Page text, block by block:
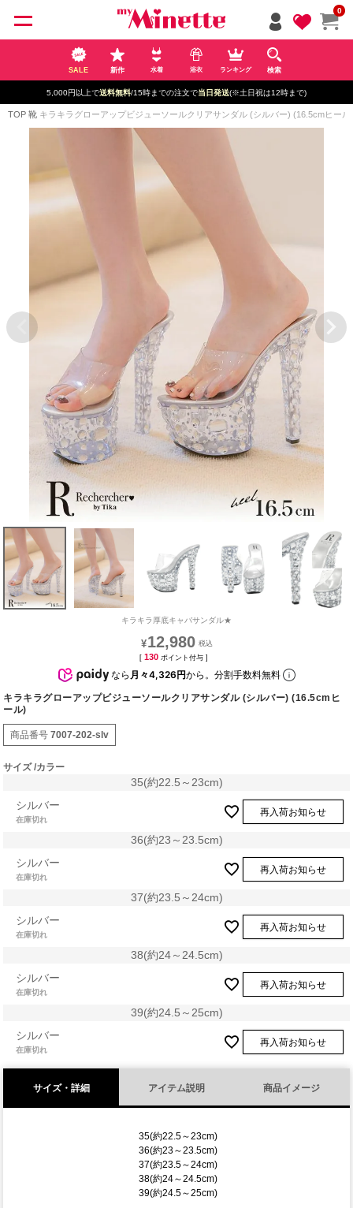
0
SALE 新作 水着 浴衣 ランキング 検索
5,000円以上で送料無料/15時までの注文で当日発送(※土日祝は12時まで)
TOP 靴 キラキラグローアップビジューソールクリアサンダル (シルバー) (16.5cmヒール)
キラキラ厚底キャバサンダル★
¥12,980
[ 130 ポイント付与 ]
なら 月々4,326円から。分割手数料無料
キラキラグローアップビジューソールクリアサンダル (シルバー) (16.5cmヒ
ール)
商品番号 7007-202-slv
サイズ カラー
35(約22.5～23cm)
シルバー
在庫切れ
再入荷お知らせ
36(約23～23.5cm)
シルバー
在庫切れ
再入荷お知らせ
37(約23.5～24cm)
シルバー
在庫切れ
再入荷お知らせ
38(約24～24.5cm)
シルバー
在庫切れ
再入荷お知らせ
39(約24.5～25cm)
シルバー
在庫切れ
再入荷お知らせ
サイズ・詳細 アイテム説明 商品イメージ
35(約22.5～23cm)
36(約23～23.5cm)
37(約23.5～24cm)
38(約24～24.5cm)
39(約24.5～25cm)
ペー
ジト
ップ